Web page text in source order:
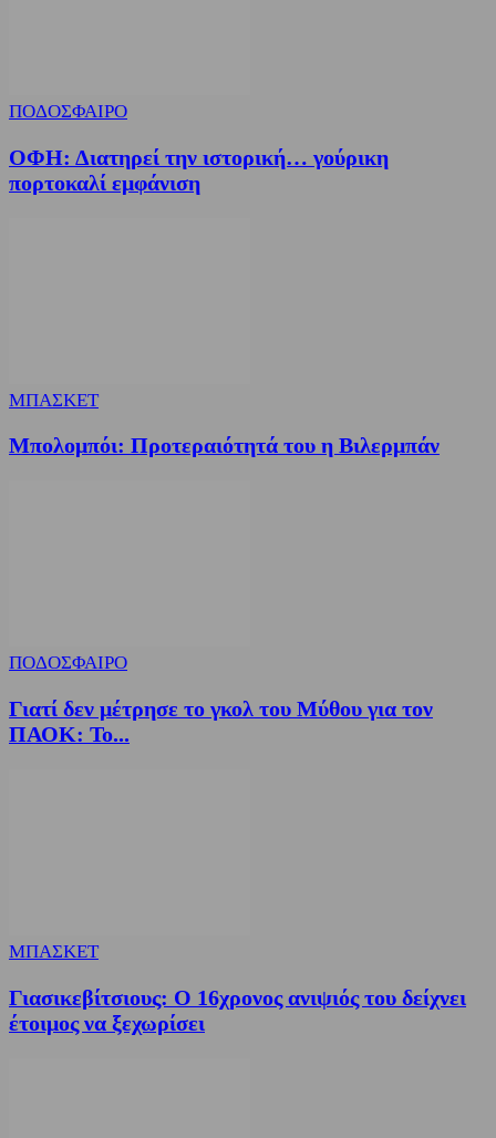
ΠΟΔΟΣΦΑΙΡΟ
ΟΦΗ: Διατηρεί την ιστορική… γούρικη
πορτοκαλί εμφάνιση
ΜΠΑΣΚΕΤ
Μπολομπόι: Προτεραιότητά του η Βιλερμπάν
ΠΟΔΟΣΦΑΙΡΟ
Γιατί δεν μέτρησε το γκολ του Μύθου για τον
ΠΑΟΚ: Το...
ΜΠΑΣΚΕΤ
Γιασικεβίτσιους: Ο 16χρονος ανιψιός του δείχνει
έτοιμος να ξεχωρίσει